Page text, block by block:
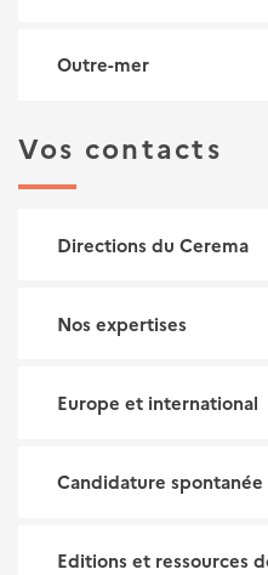
Outre-mer
Vos contacts
Directions du Cerema
Nos expertises
Europe et international
Candidature spontanée
Editions et ressources